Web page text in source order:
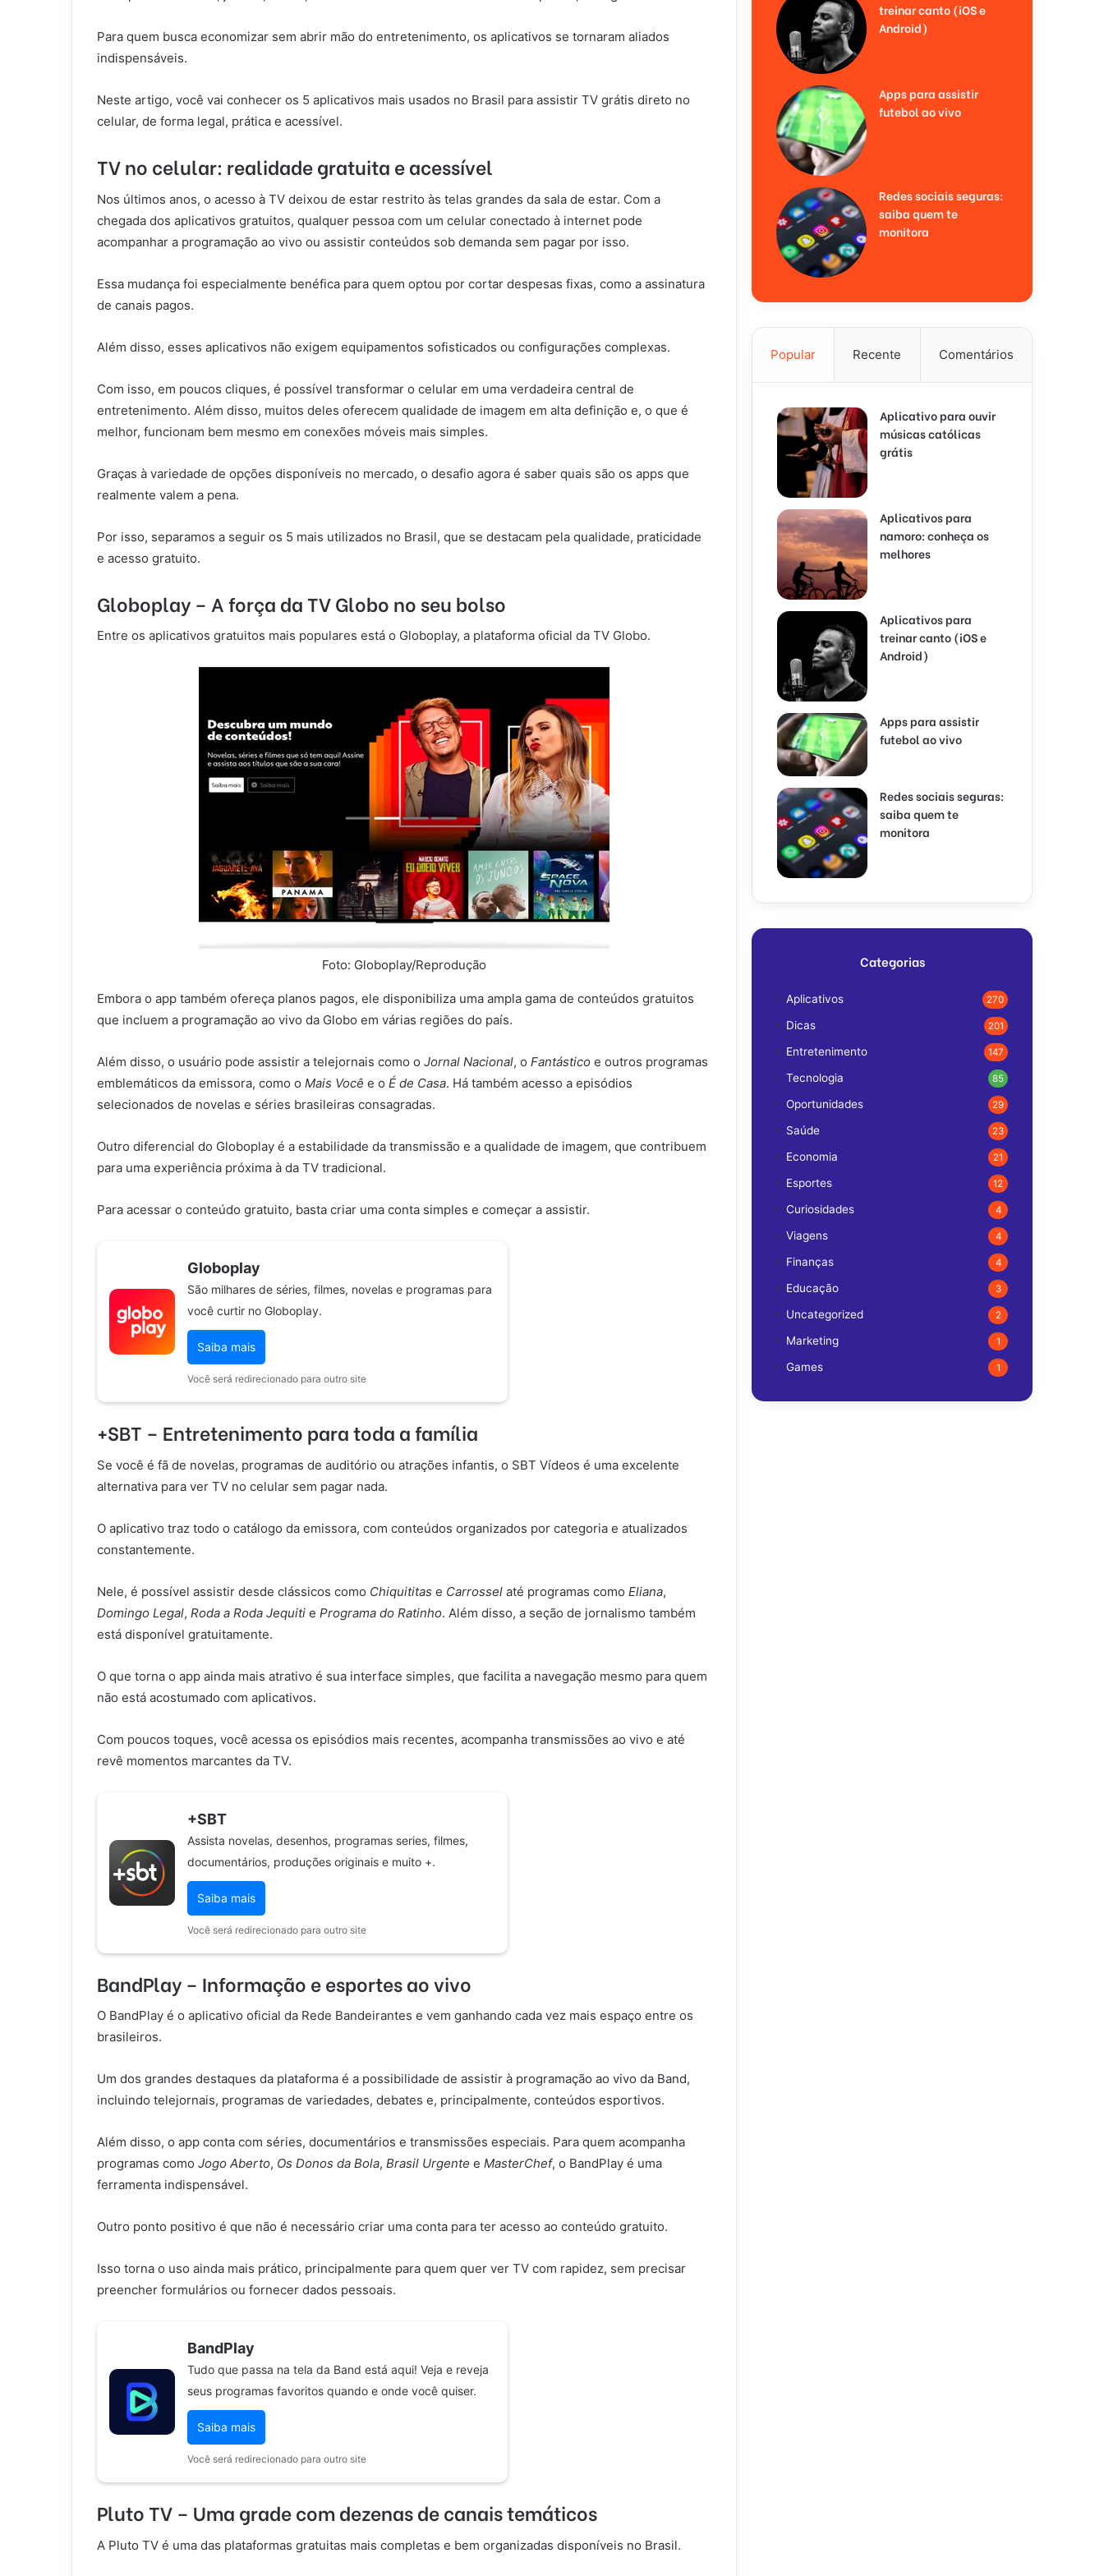
Para quem busca economizar sem abrir mão do entretenimento, os aplicativos se tornaram aliados
indispensáveis.
Neste artigo, você vai conhecer os 5 aplicativos mais usados no Brasil para assistir TV grátis direto no
celular, de forma legal, prática e acessível.
TV no celular: realidade gratuita e acessível
Nos últimos anos, o acesso à TV deixou de estar restrito às telas grandes da sala de estar. Com a
chegada dos aplicativos gratuitos, qualquer pessoa com um celular conectado à internet pode
acompanhar a programação ao vivo ou assistir conteúdos sob demanda sem pagar por isso.
Essa mudança foi especialmente benéfica para quem optou por cortar despesas fixas, como a assinatura
de canais pagos.
Além disso, esses aplicativos não exigem equipamentos sofisticados ou configurações complexas.
Com isso, em poucos cliques, é possível transformar o celular em uma verdadeira central de
entretenimento. Além disso, muitos deles oferecem qualidade de imagem em alta definição e, o que é
melhor, funcionam bem mesmo em conexões móveis mais simples.
Graças à variedade de opções disponíveis no mercado, o desafio agora é saber quais são os apps que
realmente valem a pena.
Por isso, separamos a seguir os 5 mais utilizados no Brasil, que se destacam pela qualidade, praticidade
e acesso gratuito.
Globoplay – A força da TV Globo no seu bolso
Entre os aplicativos gratuitos mais populares está o Globoplay, a plataforma oficial da TV Globo.
Foto: Globoplay/Reprodução
Embora o app também ofereça planos pagos, ele disponibiliza uma ampla gama de conteúdos gratuitos
que incluem a programação ao vivo da Globo em várias regiões do país.
Além disso, o usuário pode assistir a telejornais como o Jornal Nacional, o Fantástico e outros programas
emblemáticos da emissora, como o Mais Você e o É de Casa. Há também acesso a episódios
selecionados de novelas e séries brasileiras consagradas.
Outro diferencial do Globoplay é a estabilidade da transmissão e a qualidade de imagem, que contribuem
para uma experiência próxima à da TV tradicional.
Para acessar o conteúdo gratuito, basta criar uma conta simples e começar a assistir.
Globoplay
São milhares de séries, filmes, novelas e programas para
você curtir no Globoplay.
Saiba mais
Você será redirecionado para outro site
+SBT – Entretenimento para toda a família
Se você é fã de novelas, programas de auditório ou atrações infantis, o SBT Vídeos é uma excelente
alternativa para ver TV no celular sem pagar nada.
O aplicativo traz todo o catálogo da emissora, com conteúdos organizados por categoria e atualizados
constantemente.
Nele, é possível assistir desde clássicos como Chiquititas e Carrossel até programas como Eliana,
Domingo Legal, Roda a Roda Jequiti e Programa do Ratinho. Além disso, a seção de jornalismo também
está disponível gratuitamente.
O que torna o app ainda mais atrativo é sua interface simples, que facilita a navegação mesmo para quem
não está acostumado com aplicativos.
Com poucos toques, você acessa os episódios mais recentes, acompanha transmissões ao vivo e até
revê momentos marcantes da TV.
+SBT
Assista novelas, desenhos, programas series, filmes,
documentários, produções originais e muito +.
Saiba mais
Você será redirecionado para outro site
BandPlay – Informação e esportes ao vivo
O BandPlay é o aplicativo oficial da Rede Bandeirantes e vem ganhando cada vez mais espaço entre os
brasileiros.
Um dos grandes destaques da plataforma é a possibilidade de assistir à programação ao vivo da Band,
incluindo telejornais, programas de variedades, debates e, principalmente, conteúdos esportivos.
Além disso, o app conta com séries, documentários e transmissões especiais. Para quem acompanha
programas como Jogo Aberto, Os Donos da Bola, Brasil Urgente e MasterChef, o BandPlay é uma
ferramenta indispensável.
Outro ponto positivo é que não é necessário criar uma conta para ter acesso ao conteúdo gratuito.
Isso torna o uso ainda mais prático, principalmente para quem quer ver TV com rapidez, sem precisar
preencher formulários ou fornecer dados pessoais.
BandPlay
Tudo que passa na tela da Band está aqui! Veja e reveja
seus programas favoritos quando e onde você quiser.
Saiba mais
Você será redirecionado para outro site
Pluto TV – Uma grade com dezenas de canais temáticos
A Pluto TV é uma das plataformas gratuitas mais completas e bem organizadas disponíveis no Brasil.
treinar canto (iOS e
Android)
Apps para assistir
futebol ao vivo
Redes sociais seguras:
saiba quem te
monitora
Popular Recente Comentários
Aplicativo para ouvir
músicas católicas
grátis
Aplicativos para
namoro: conheça os
melhores
Aplicativos para
treinar canto (iOS e
Android)
Apps para assistir
futebol ao vivo
Redes sociais seguras:
saiba quem te
monitora
Categorias
Aplicativos 270
Dicas 201
Entretenimento 147
Tecnologia 85
Oportunidades 29
Saúde 23
Economia 21
Esportes 12
Curiosidades 4
Viagens 4
Finanças 4
Educação 3
Uncategorized 2
Marketing 1
Games 1